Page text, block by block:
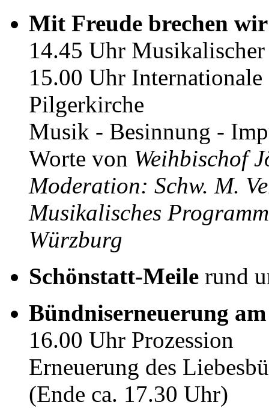
Mit Freude brechen
14.45 Uhr
15.00 Uhr
Pilgerkirche
Musik - Besinnung -
Worte von Weihbischof
Moderation: Schw. M.
Musikalisches
Würzburg
Schönstatt-Meile rund
Bündniserneuerung
16.00 Uhr Prozession
Erneuerung des
(Ende ca. 17.30 Uhr)